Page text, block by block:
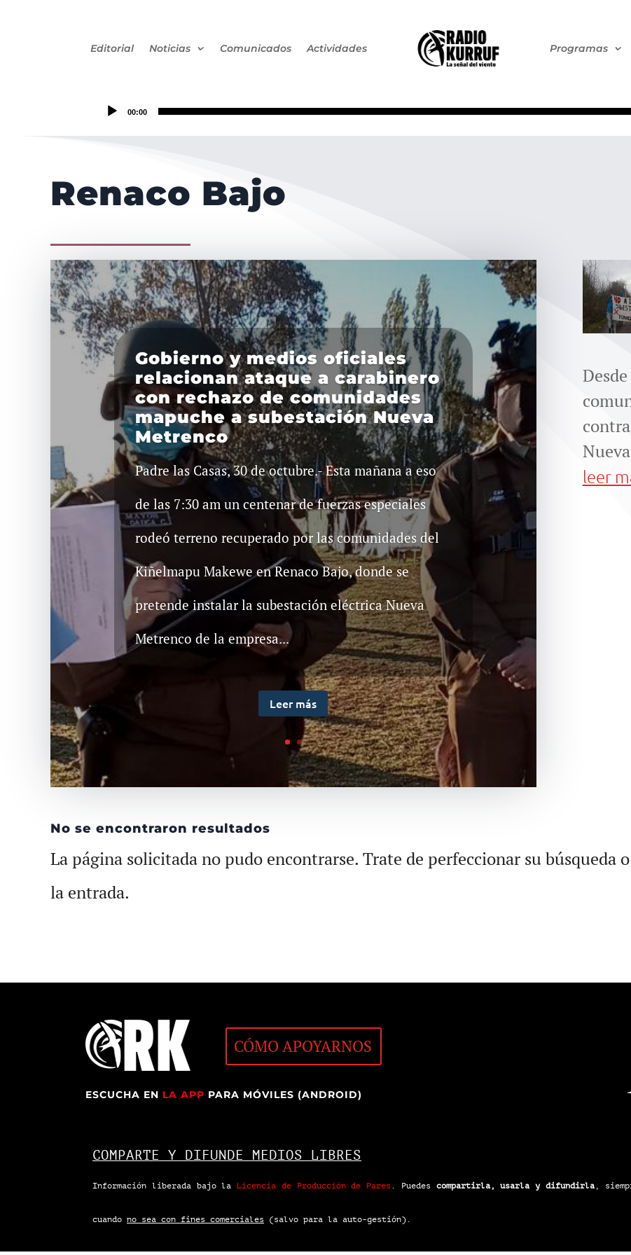
Editorial Noticias Comunicados Actividades Programas
00:00
Renaco Bajo
Gobierno y medios oficiales
relacionan ataque a carabinero
con rechazo de comunidades
mapuche a subestación Nueva
Metrenco
Padre las Casas, 30 de octubre.- Esta mañana a eso
de las 7:30 am un centenar de fuerzas especiales
rodeó terreno recuperado por las comunidades del
Kiñelmapu Makewe en Renaco Bajo, donde se
pretende instalar la subestación eléctrica Nueva
Metrenco de la empresa...
Leer más
leer
No se encontraron resultados
La página solicitada no pudo encontrarse. Trate de perfeccionar su búsqueda
la entrada.
CÓMO APOYARNOS
ESCUCHA EN LA APP PARA MÓVILES (ANDROID)
COMPARTE Y DIFUNDE MEDIOS LIBRES
Información liberada bajo la Licencia de Producción de Pares . Puedes compartirla, usarla y difundirla,
cuando no sea con fines comerciales (salvo para la auto-gestión).